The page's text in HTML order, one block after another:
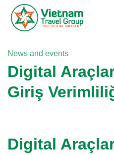
Skip
content
News and events
Digital
Giriş
Digital